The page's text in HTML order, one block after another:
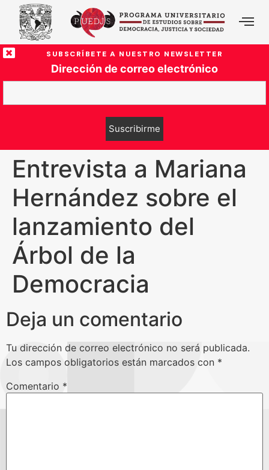
SUBSCRÍBETE A NUESTRO NEWSLETTER
Dirección de correo electrónico
Entrevista a Mariana
Hernández sobre el
lanzamiento del
Árbol de la
Democracia
Deja un comentario
Tu dirección de correo electrónico no será publicada.
Los campos obligatorios están marcados con *
Comentario *